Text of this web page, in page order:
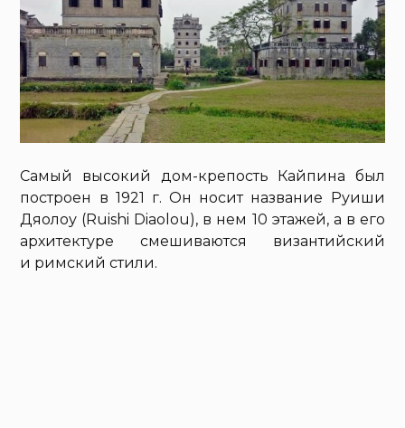
Самый высокий дом-крепость Кайпина был
построен в 1921 г. Он носит название Руиши
Дяолоу (Ruishi Diaolou), в нем 10 этажей, а в его
архитектуре смешиваются византийский
и римский стили.